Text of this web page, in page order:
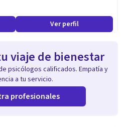
Ver perfil
viaje de bienestar
psicólogos calificados. Empatía y
a tu servicio.
profesionales